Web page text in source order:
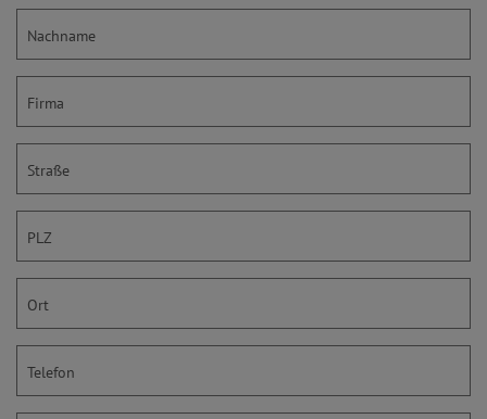
Nachname
Firma
Straße
PLZ
Ort
Telefon